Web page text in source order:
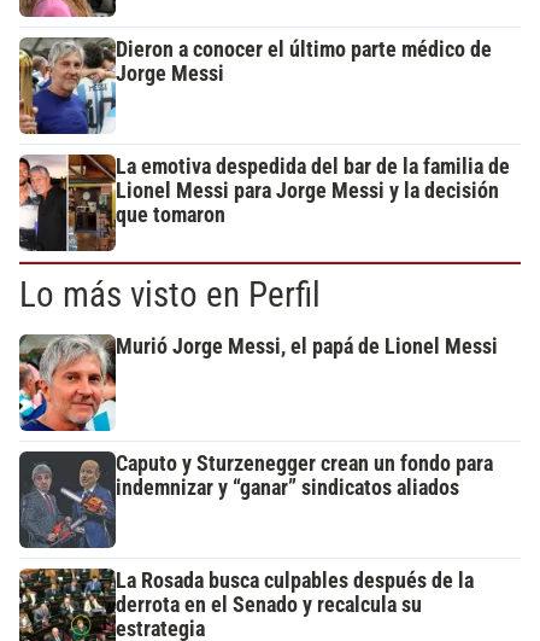
Dieron a conocer el último parte médico de
Jorge Messi
La emotiva despedida del bar de la familia de
Lionel Messi para Jorge Messi y la decisión
que tomaron
Lo más visto en Perfil
Murió Jorge Messi, el papá de Lionel Messi
Caputo y Sturzenegger crean un fondo para
indemnizar y “ganar” sindicatos aliados
La Rosada busca culpables después de la
derrota en el Senado y recalcula su
estrategia